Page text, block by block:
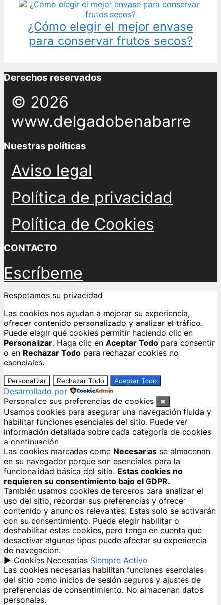
¿Cómo elegir el mejor envase
para conservar frutos secos?
Derechos reservados
© 2026
www.delgadobenabarre
Nuestras políticas
Aviso legal
Política de privacidad
Política de Cookies
CONTACTO
Escríbeme
Respetamos su privacidad
Las cookies nos ayudan a mejorar su experiencia,
ofrecer contenido personalizado y analizar el tráfico.
Puede elegir qué cookies permitir haciendo clic en
Personalizar. Haga clic en Aceptar Todo para consentir
o en Rechazar Todo para rechazar cookies no
esenciales.
Personalizar Rechazar Todo Aceptar Todo
Desarrollado por
Personalice sus preferencias de cookies
✖
Usamos cookies para asegurar una navegación fluida y
habilitar funciones esenciales del sitio. Puede ver
información detallada sobre cada categoría de cookies
a continuación.
Las cookies marcadas como Necesarias se almacenan
en su navegador porque son esenciales para la
funcionalidad básica del sitio. Estas cookies no
requieren su consentimiento bajo el GDPR.
También usamos cookies de terceros para analizar el
uso del sitio, recordar sus preferencias y ofrecer
contenido y anuncios relevantes. Estas solo se activarán
con su consentimiento. Puede elegir habilitar o
deshabilitar estas cookies, pero tenga en cuenta que
desactivar algunos tipos puede afectar su experiencia
de navegación.
► Cookies Necesarias Siempre Activo
Las cookies necesarias habilitan funciones esenciales
del sitio como inicios de sesión seguros y ajustes de
preferencias de consentimiento. No almacenan datos
personales.